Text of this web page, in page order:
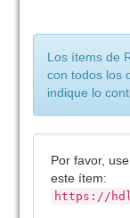
Los ítems de
con todos los
indique lo
Por favor,
este ítem:
https://